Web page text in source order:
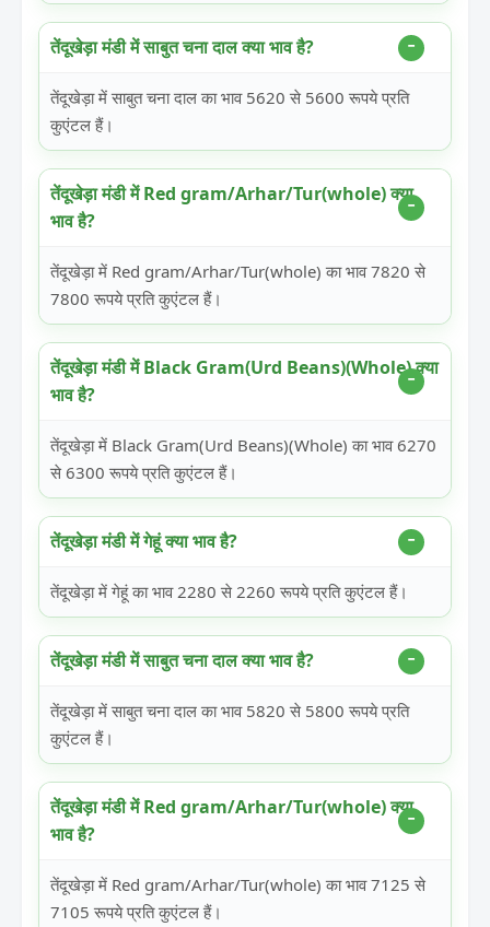
तेंदूखेड़ा मंडी में साबुत चना दाल क्या भाव है?
तेंदूखेड़ा में साबुत चना दाल का भाव 5620 से 5600 रूपये प्रति
कुएंटल हैं।
तेंदूखेड़ा मंडी में Red gram/Arhar/Tur(whole) क्या
भाव है?
तेंदूखेड़ा में Red gram/Arhar/Tur(whole) का भाव 7820 से
7800 रूपये प्रति कुएंटल हैं।
तेंदूखेड़ा मंडी में Black Gram(Urd Beans)(Whole) क्या
भाव है?
तेंदूखेड़ा में Black Gram(Urd Beans)(Whole) का भाव 6270
से 6300 रूपये प्रति कुएंटल हैं।
तेंदूखेड़ा मंडी में गेहूं क्या भाव है?
तेंदूखेड़ा में गेहूं का भाव 2280 से 2260 रूपये प्रति कुएंटल हैं।
तेंदूखेड़ा मंडी में साबुत चना दाल क्या भाव है?
तेंदूखेड़ा में साबुत चना दाल का भाव 5820 से 5800 रूपये प्रति
कुएंटल हैं।
तेंदूखेड़ा मंडी में Red gram/Arhar/Tur(whole) क्या
भाव है?
तेंदूखेड़ा में Red gram/Arhar/Tur(whole) का भाव 7125 से
7105 रूपये प्रति कुएंटल हैं।